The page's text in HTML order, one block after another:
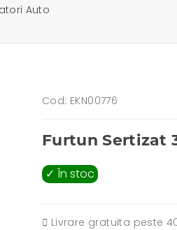
Auto
Cod: EKN00776
Furtun Sertizat
✓ În stoc
Livrare gratuita peste